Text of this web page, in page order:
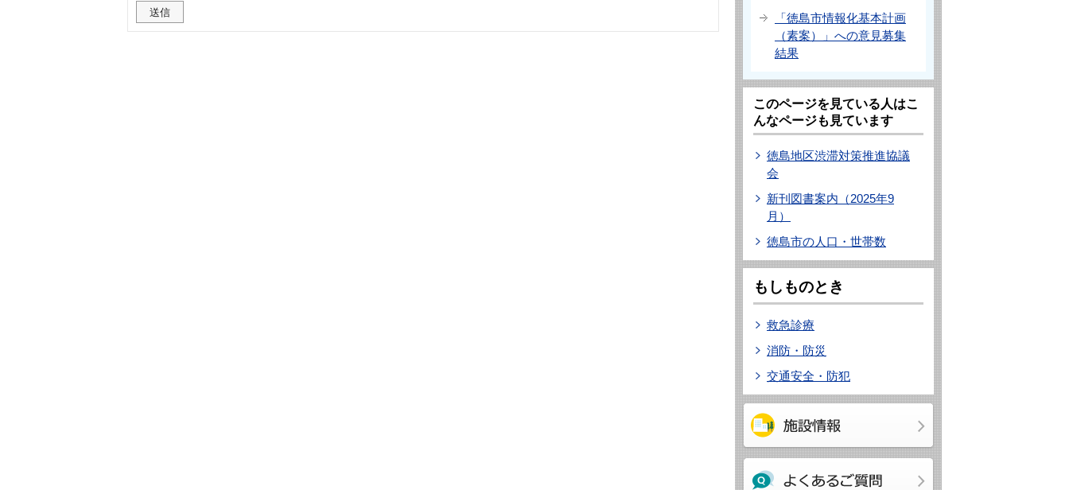
「徳島市情報化基本計画
（素案）」への意見募集
結果
このページを見ている人はこ
んなページも見ています
徳島地区渋滞対策推進協議
会
新刊図書案内（2025年9
月）
徳島市の人口・世帯数
もしものとき
救急診療
消防・防災
交通安全・防犯